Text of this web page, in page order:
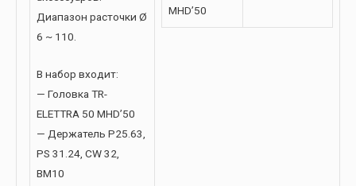
Диапазон расточки Ø
6 ~ 110.
В набор входит:
— Головка TR-
ELETTRA 50 MHD’50
— Держатель P25.63,
PS 31.24, CW 32,
BM10
MHD’50